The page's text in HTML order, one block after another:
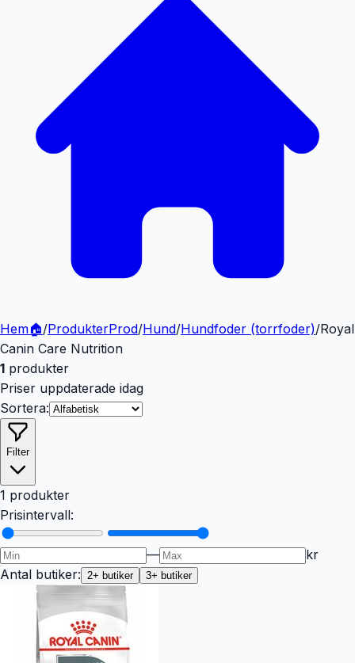
Hem🏠/ProdukterProd/Hund/Hundfoder (torrfoder)/Royal
Canin Care Nutrition
1 produkter
Priser uppdaterade idag
Sortera:
Filter
1 produkter
Prisintervall:
—
kr
Antal butiker: 2+ butiker 3+ butiker